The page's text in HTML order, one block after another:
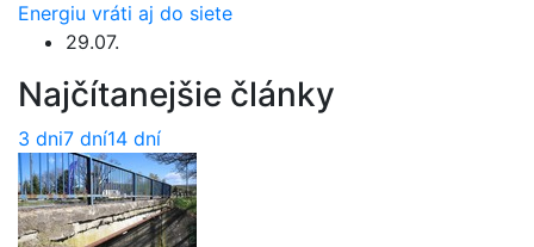
Energiu vráti aj do siete
29.07.
Najčítanejšie články
3 dni7 dní14 dní